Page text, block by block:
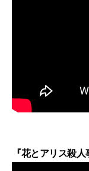
『花とアリス殺